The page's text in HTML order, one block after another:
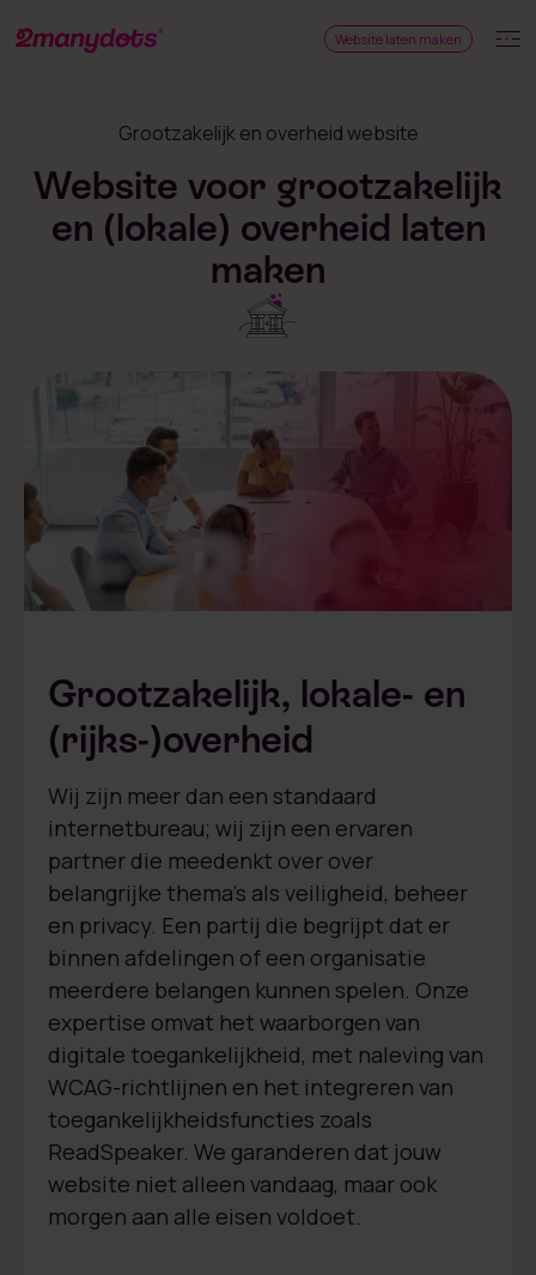
Website laten maken
Grootzakelijk en overheid website
Website voor grootzakelijk
en (lokale) overheid laten
maken
Grootzakelijk, lokale- en
(rijks-)overheid
Wij zijn meer dan een standaard
internetbureau; wij zijn een ervaren
partner die meedenkt over over
belangrijke thema’s als veiligheid, beheer
en privacy. Een partij die begrijpt dat er
binnen afdelingen of een organisatie
meerdere belangen kunnen spelen. Onze
expertise omvat het waarborgen van
digitale toegankelijkheid, met naleving van
WCAG-richtlijnen en het integreren van
toegankelijkheidsfuncties zoals
ReadSpeaker. We garanderen dat jouw
website niet alleen vandaag, maar ook
morgen aan alle eisen voldoet.